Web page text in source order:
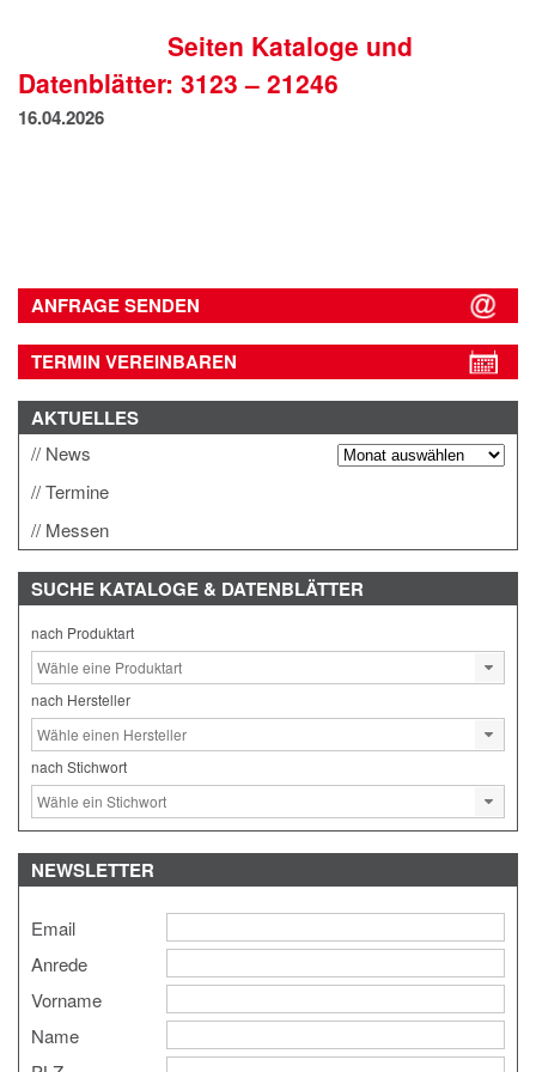
DATENSCHUTZSeiten Kataloge und
Datenblätter: 3123 – 21246
16.04.2026
ANFRAGE SENDEN
TERMIN VEREINBAREN
AKTUELLES
News
Termine
Messen
SUCHE KATALOGE & DATENBLÄTTER
nach Produktart
nach Hersteller
nach Stichwort
NEWSLETTER
Email
Anrede
Vorname
Name